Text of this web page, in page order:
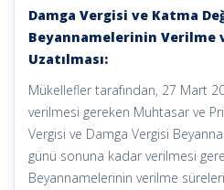
Damga Vergisi ve Katma
Beyannamelerinin Verilme
Uzatılması:
Mükellefler tarafından, 27 Mart
verilmesi gereken Muhtasar ve
Vergisi ve Damga Vergisi
günü sonuna kadar verilmesi
Beyannamelerinin verilme